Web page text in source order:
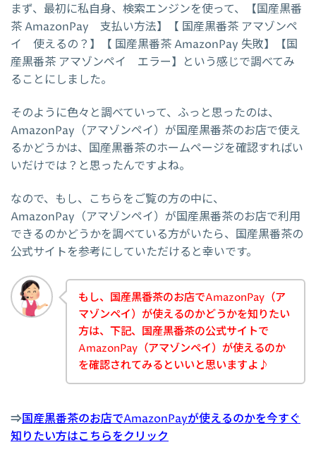
まず、最初に私自身、検索エンジンを使って、【国産黒番
茶 AmazonPay 支払い方法】【 国産黒番茶 アマゾンペ
イ 使えるの？】【 国産黒番茶 AmazonPay 失敗】【国
産黒番茶 アマゾンペイ エラー】という感じで調べてみ
ることにしました。
そのように色々と調べていって、ふっと思ったのは、
AmazonPay（アマゾンペイ）が国産黒番茶のお店で使え
るかどうかは、国産黒番茶のホームページを確認すればい
いだけでは？と思ったんですよね。
なので、もし、こちらをご覧の方の中に、
AmazonPay（アマゾンペイ）が国産黒番茶のお店で利用
できるのかどうかを調べている方がいたら、国産黒番茶の
公式サイトを参考にしていただけると幸いです。
もし、国産黒番茶のお店でAmazonPay（ア
マゾンペイ）が使えるのかどうかを知りたい
方は、下記、国産黒番茶の公式サイトで
AmazonPay（アマゾンペイ）が使えるのか
を確認されてみるといいと思いますよ♪
⇒国産黒番茶のお店でAmazonPayが使えるのかを今すぐ
知りたい方はこちらをクリック